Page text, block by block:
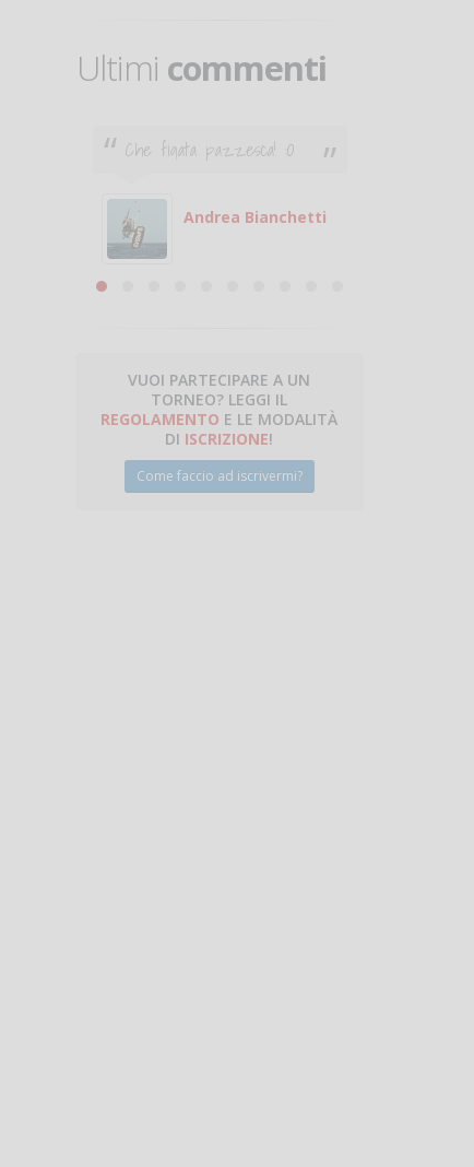
Ultimi commenti
Che figata pazzesca! :O
Andrea Bianchetti
VUOI PARTECIPARE A UN
TORNEO? LEGGI IL
REGOLAMENTO E LE MODALITÀ
DI ISCRIZIONE!
Come faccio ad iscrivermi?